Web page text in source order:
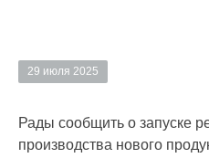
29 июля 2025
Рады сообщить о запуске
производства нового